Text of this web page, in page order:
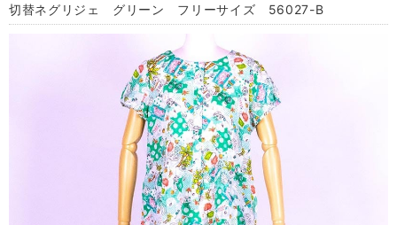
切替ネグリジェ グリーン フリーサイズ 56027-B